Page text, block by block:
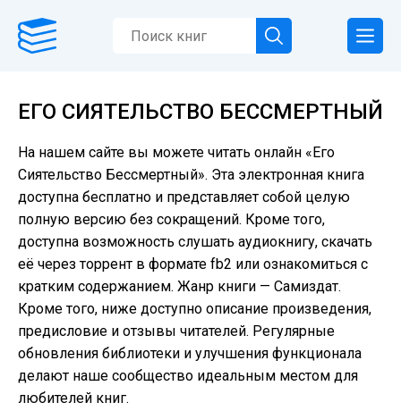
ЕГО СИЯТЕЛЬСТВО БЕССМЕРТНЫЙ
На нашем сайте вы можете читать онлайн «Его
Сиятельство Бессмертный». Эта электронная книга
доступна бесплатно и представляет собой целую
полную версию без сокращений. Кроме того,
доступна возможность слушать аудиокнигу, скачать
её через торрент в формате fb2 или ознакомиться с
кратким содержанием. Жанр книги — Самиздат.
Кроме того, ниже доступно описание произведения,
предисловие и отзывы читателей. Регулярные
обновления библиотеки и улучшения функционала
делают наше сообщество идеальным местом для
любителей книг.